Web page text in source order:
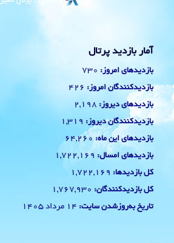
آمار بازدید پرتال
بازدیدهای امروز: 730
بازدیدکنندگان امروز: 426
بازدیدهای دیروز: 2,198
بازدیدکنندگان دیروز: 1,319
بازدیدهای این ماه: 64,260
بازدیدهای امسال: 1,722,169
کل بازدیدها: 1,722,169
کل بازدیدکنند‌گان: 1,767,930
تاریخ به‌روزشدن سایت: 14 مرداد 1405